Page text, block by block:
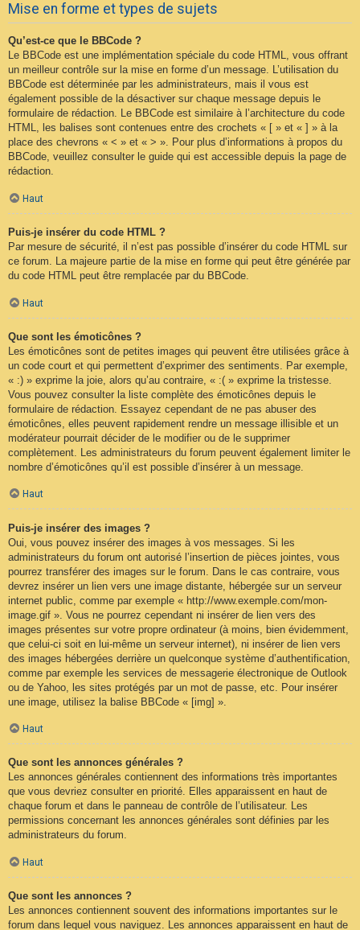
Mise en forme et types de sujets
Qu’est-ce que le BBCode ?
Le BBCode est une implémentation spéciale du code HTML, vous offrant
un meilleur contrôle sur la mise en forme d’un message. L’utilisation du
BBCode est déterminée par les administrateurs, mais il vous est
également possible de la désactiver sur chaque message depuis le
formulaire de rédaction. Le BBCode est similaire à l’architecture du code
HTML, les balises sont contenues entre des crochets « [ » et « ] » à la
place des chevrons « < » et « > ». Pour plus d’informations à propos du
BBCode, veuillez consulter le guide qui est accessible depuis la page de
rédaction.
Haut
Puis-je insérer du code HTML ?
Par mesure de sécurité, il n’est pas possible d’insérer du code HTML sur
ce forum. La majeure partie de la mise en forme qui peut être générée par
du code HTML peut être remplacée par du BBCode.
Haut
Que sont les émoticônes ?
Les émoticônes sont de petites images qui peuvent être utilisées grâce à
un code court et qui permettent d’exprimer des sentiments. Par exemple,
« :) » exprime la joie, alors qu’au contraire, « :( » exprime la tristesse.
Vous pouvez consulter la liste complète des émoticônes depuis le
formulaire de rédaction. Essayez cependant de ne pas abuser des
émoticônes, elles peuvent rapidement rendre un message illisible et un
modérateur pourrait décider de le modifier ou de le supprimer
complètement. Les administrateurs du forum peuvent également limiter le
nombre d’émoticônes qu’il est possible d’insérer à un message.
Haut
Puis-je insérer des images ?
Oui, vous pouvez insérer des images à vos messages. Si les
administrateurs du forum ont autorisé l’insertion de pièces jointes, vous
pourrez transférer des images sur le forum. Dans le cas contraire, vous
devrez insérer un lien vers une image distante, hébergée sur un serveur
internet public, comme par exemple « http://www.exemple.com/mon-
image.gif ». Vous ne pourrez cependant ni insérer de lien vers des
images présentes sur votre propre ordinateur (à moins, bien évidemment,
que celui-ci soit en lui-même un serveur internet), ni insérer de lien vers
des images hébergées derrière un quelconque système d’authentification,
comme par exemple les services de messagerie électronique de Outlook
ou de Yahoo, les sites protégés par un mot de passe, etc. Pour insérer
une image, utilisez la balise BBCode « [img] ».
Haut
Que sont les annonces générales ?
Les annonces générales contiennent des informations très importantes
que vous devriez consulter en priorité. Elles apparaissent en haut de
chaque forum et dans le panneau de contrôle de l’utilisateur. Les
permissions concernant les annonces générales sont définies par les
administrateurs du forum.
Haut
Que sont les annonces ?
Les annonces contiennent souvent des informations importantes sur le
forum dans lequel vous naviguez. Les annonces apparaissent en haut de